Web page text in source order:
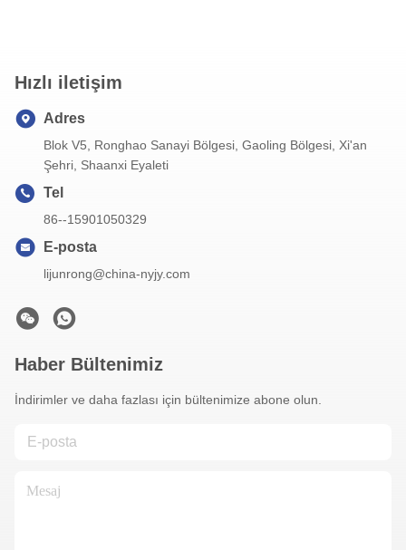
Hızlı iletişim
Adres
Blok V5, Ronghao Sanayi Bölgesi, Gaoling Bölgesi, Xi'an
Şehri, Shaanxi Eyaleti
Tel
86--15901050329
E-posta
lijunrong@china-nyjy.com
Haber Bültenimiz
İndirimler ve daha fazlası için bültenimize abone olun.